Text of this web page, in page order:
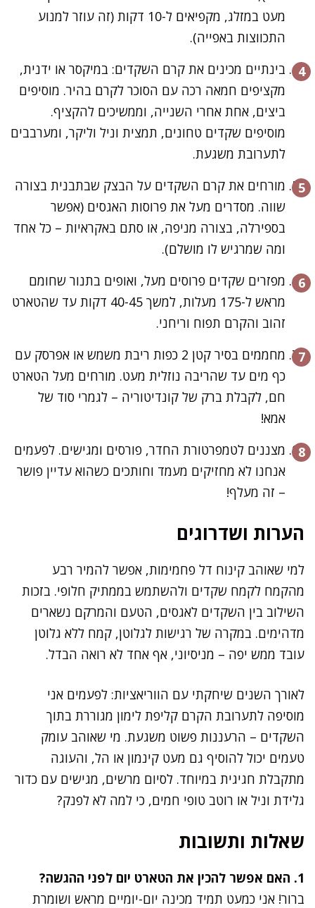
מעט במזלג, מקפיאים ל-10 דקות (זה עוזר למנוע
התכווצות באפייה).
בינתיים מכינים את קרם השקדים: במיקסר או ידנית,
מקציפים חמאה רכה עם הסוכר לקרם בהיר. מוסיפים
ביצים, אחת אחרי השנייה, וממשיכים להקציף.
מוסיפים שקדים טחונים, תמצית וניל וליקר, ומערבבים
לתערובת משגעת.
מורחים את קרם השקדים על הבצק שבתבנית בצורה
שווה. מסדרים מעל את פרוסות האגסים (אפשר
בספירלה, בצורה מניפה, או סתם באקראיות – כל אחד
ומה שמרגיש לו מושלם).
מפזרים שקדים פרוסים מעל, ואופים בתנור שחומם
מראש ל-175 מעלות, למשך 40-45 דקות עד שהטארט
זהוב והקרם תפוח וריחני.
מחממים בסיר קטן 2 כפות ריבת משמש או אפרסק עם
כף מים עד שהריבה נוזלית מעט. מורחים מעל הטארט
חם, לקבלת ברק של קונדיטוריה – לגמרי סוד של
אמא!
מצננים לטמפרטורת החדר, פורסים ומגישים. לפעמים
אנחנו לא מחזיקים מעמד וחותכים כשהוא עדיין פושר
– זה מעלף!
הערות ושדרוגים
למי שאוהב קינוח דל פחמימות, אפשר להמיר רבע
מהקמח לקמח שקדים ולהשתמש בממתיק חלופי. בזכות
השילוב בין השקדים לאגסים, הטעם והמרקם נשארים
מדהימים. במקרה של רגישות לגלוטן, קמח ללא גלוטן
עובד ממש יפה – מניסיוני, אף אחד לא רואה הבדל.
לאורך השנים שיחקתי עם הווריאציות: לפעמים אני
מוסיפה לתערובת הקרם קליפת לימון מגוררת בתוך
השקדים – הרעננות פשוט משגעת. מי שאוהב עומק
טעמים יכול להוסיף גם מעט קינמון או הל, והעוגה
מתקבלת חגיגית במיוחד. לסיום מרשים, מגישים עם כדור
גלידת וניל או רוטב טופי חמים, כי למה לא לפנק?
שאלות ותשובות
1. האם אפשר להכין את הטארט יום לפני ההגשה?
ברור! אני כמעט תמיד מכינה יום-יומיים מראש ושומרת